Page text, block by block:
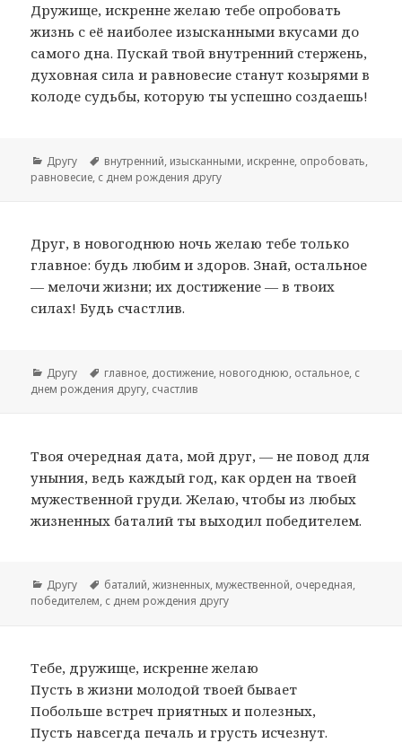
Дружище, искренне желаю тебе опробовать
жизнь с её наиболее изысканными вкусами до
самого дна. Пускай твой внутренний стержень,
духовная сила и равновесие станут козырями в
колоде судьбы, которую ты успешно создаешь!
Рубрики
Другу Метки
внутренний, изысканными, искренне, опробовать,
равновесие, с днем рождения другу
Друг, в новогоднюю ночь желаю тебе только
главное: будь любим и здоров. Знай, остальное
— мелочи жизни; их достижение — в твоих
силах! Будь счастлив.
Рубрики
Другу Метки
главное, достижение, новогоднюю, остальное, с
днем рождения другу, счастлив
Твоя очередная дата, мой друг, — не повод для
уныния, ведь каждый год, как орден на твоей
мужественной груди. Желаю, чтобы из любых
жизненных баталий ты выходил победителем.
Рубрики
Другу Метки
баталий,жизненных, мужественной, очередная,
победителем, с днем рождения другу
Тебе, дружище, искренне желаю
Пусть в жизни молодой твоей бывает
Побольше встреч приятных и полезных,
Пусть навсегда печаль и грусть исчезнут.